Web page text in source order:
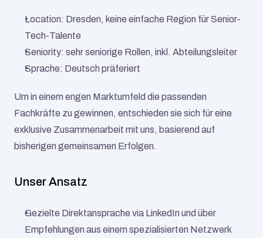
Location: Dresden, keine einfache Region für Senior-
Tech-Talente
Seniority: sehr seniorige Rollen, inkl. Abteilungsleiter
Sprache: Deutsch präferiert
Um in einem engen Marktumfeld die passenden
Fachkräfte zu gewinnen, entschieden sie sich für eine
exklusive Zusammenarbeit mit uns, basierend auf
bisherigen gemeinsamen Erfolgen.
Unser Ansatz
Gezielte Direktansprache via LinkedIn und über
Empfehlungen aus einem spezialisierten Netzwerk